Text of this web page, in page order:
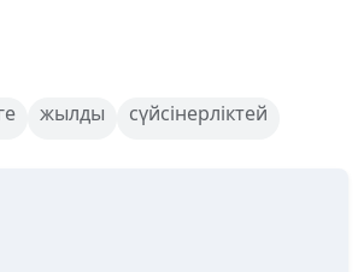
жылды сүйсінерліктей